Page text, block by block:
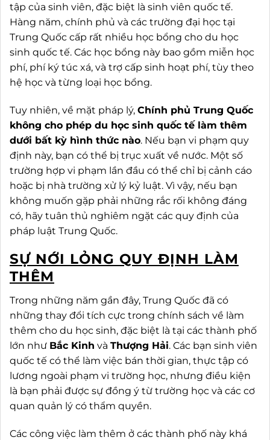
tập của sinh viên, đặc biệt là sinh viên quốc tế.
Hàng năm, chính phủ và các trường đại học tại
Trung Quốc cấp rất nhiều học bổng cho du học
sinh quốc tế. Các học bổng này bao gồm miễn học
phí, phí ký túc xá, và trợ cấp sinh hoạt phí, tùy theo
hệ học và từng loại học bổng.
Tuy nhiên, về mặt pháp lý, Chính phủ Trung Quốc
không cho phép du học sinh quốc tế làm thêm
dưới bất kỳ hình thức nào. Nếu bạn vi phạm quy
định này, bạn có thể bị trục xuất về nước. Một số
trường hợp vi phạm lần đầu có thể chỉ bị cảnh cáo
hoặc bị nhà trường xử lý kỷ luật. Vì vậy, nếu bạn
không muốn gặp phải những rắc rối không đáng
có, hãy tuân thủ nghiêm ngặt các quy định của
pháp luật Trung Quốc.
SỰ NỚI LỎNG QUY ĐỊNH LÀM
THÊM
Trong những năm gần đây, Trung Quốc đã có
những thay đổi tích cực trong chính sách về làm
thêm cho du học sinh, đặc biệt là tại các thành phố
lớn như Bắc Kinh và Thượng Hải. Các bạn sinh viên
quốc tế có thể làm việc bán thời gian, thực tập có
lương ngoài phạm vi trường học, nhưng điều kiện
là bạn phải được sự đồng ý từ trường học và các cơ
quan quản lý có thẩm quyền.
Các công việc làm thêm ở các thành phố này khá